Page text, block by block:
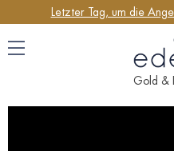
Letzter Tag, um die
Gold &